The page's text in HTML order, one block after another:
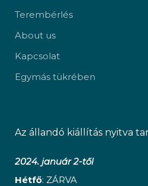
Terembérlés
About us
Kapcsolat
Egymás tükrében
Az állandó kiállítás nyitva
2024. január 2-től
Hétfő: ZÁRVA